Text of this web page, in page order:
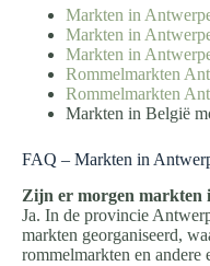
Markten in
Markten in
Markten in
Rommelmarkten
Rommelmarkten
Markten in België
FAQ – Markten in
Zijn er morgen markten
Ja. In de provincie
markten georganiseerd,
rommelmarkten en andere